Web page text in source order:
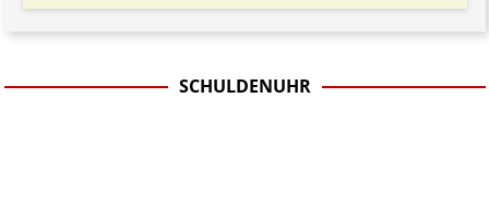
SCHULDENUHR